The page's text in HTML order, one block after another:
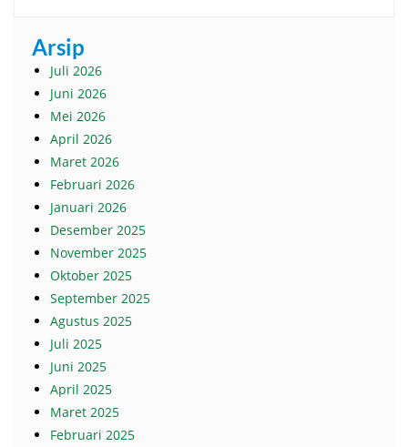
Arsip
Juli 2026
Juni 2026
Mei 2026
April 2026
Maret 2026
Februari 2026
Januari 2026
Desember 2025
November 2025
Oktober 2025
September 2025
Agustus 2025
Juli 2025
Juni 2025
April 2025
Maret 2025
Februari 2025